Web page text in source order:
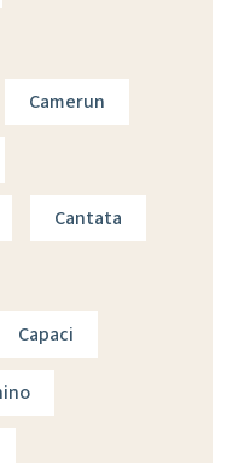
Camerun
Cantata
Capaci